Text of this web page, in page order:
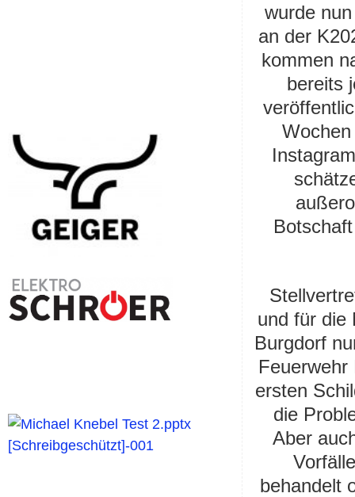
wurde
an der
kommen
bereits
und für
Burgdorf
Feuerwehr
ersten
die
Aber
behandelt